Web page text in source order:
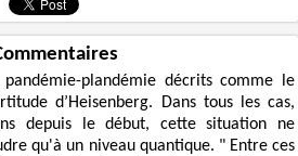
plandémie décrits comme le
d’Heisenberg. Dans tous les cas,
depuis le début, cette situation ne
qu'à un niveau quantique. " Entre ces